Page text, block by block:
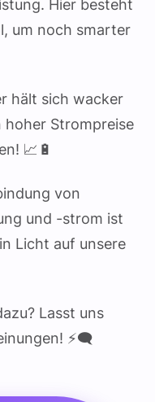
Hier besteht
um noch smarter
hält sich wacker
hoher Strompreise
📈🔋
von
und -strom ist
Licht auf unsere
Lasst uns
⚡️🗨️